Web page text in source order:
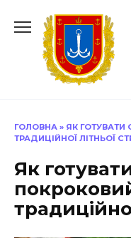
до
ГОЛОВНА » ЯК
ТРАДИЦІЙНОЇ ЛІТНЬОЇ
Як